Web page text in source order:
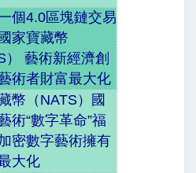
個4.0區塊鏈交易
家寶藏幣
） 藝術新經濟創
術者財富最大化
幣（NATS）國
術“數字革命”福
密數字藝術擁有
大化